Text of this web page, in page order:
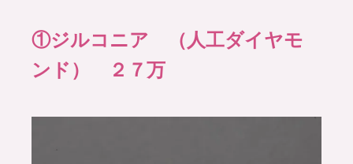
①ジルコニア （人工ダイヤモ
ンド） ２７万